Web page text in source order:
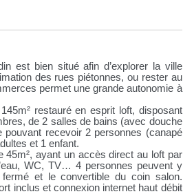
est bien situé afin d’explorer la ville
des rues piétonnes, ou rester au
permet une grande autonomie à
restauré en esprit loft, disposant
de 2 salles de bains (avec douche
pouvant recevoir 2 personnes (canapé
et 1 enfant.
ayant un accès direct au loft par
WC, TV… 4 personnes peuvent y
et le convertible du coin salon.
inclus et connexion internet haut débit